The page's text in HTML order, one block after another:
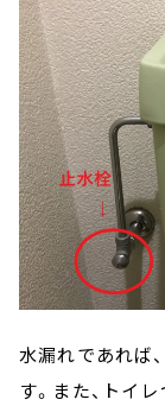
水漏れであれば
す。また、トイ